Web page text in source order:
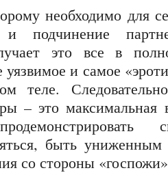
необходимо для
подчинение
это все в
уязвимое и самое
теле.
– это максимальная
быть
со стороны